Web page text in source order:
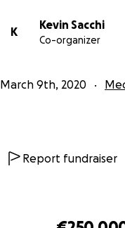
K
Kevin Sacchi
Co-organizer
March 9th, 2020
Report fundraiser